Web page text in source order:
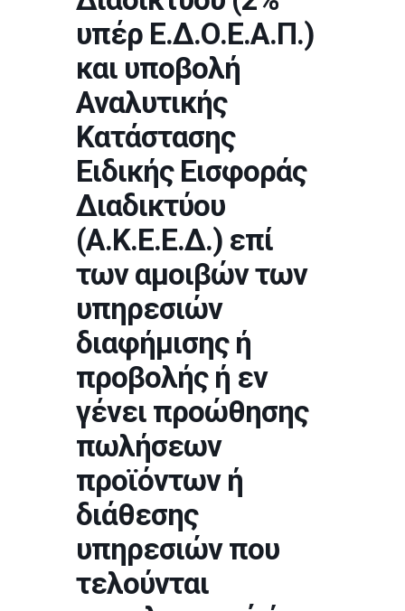
υπέρ Ε.Δ.Ο.Ε.Α.Π.)
και υποβολή
Αναλυτικής
Κατάστασης
Ειδικής Εισφοράς
Διαδικτύου
(Α.Κ.Ε.Ε.Δ.) επί
των αμοιβών των
υπηρεσιών
διαφήμισης ή
προβολής ή εν
γένει προώθησης
πωλήσεων
προϊόντων ή
διάθεσης
υπηρεσιών που
τελούνται